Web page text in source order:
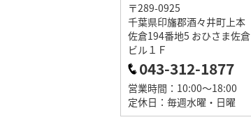
〒289-0925
千葉県印旛郡酒々井町上本
佐倉194番地5 おひさま佐倉
ビル１Ｆ
043-312-1877
営業時間：10:00～18:00
定休日：毎週水曜・日曜